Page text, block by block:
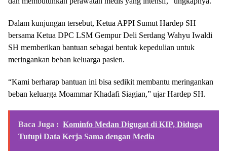
Dalam kunjungan tersebut, Ketua APPI Sumut Hardep SH
bersama Ketua DPC LSM Gempur Deli Serdang Wahyu Iwaldi
SH memberikan bantuan sebagai bentuk kepedulian untuk
meringankan beban keluarga pasien.
“Kami berharap bantuan ini bisa sedikit membantu meringankan
beban keluarga Moammar Khadafi Siagian,” ujar Hardep SH.
Baca Juga : Kominfo Medan Digugat di KIP, Diduga
Tutupi Data Kerja Sama dengan Media